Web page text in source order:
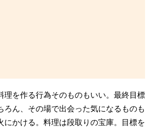
を作る行為そのものもいい。最終目標
ん、その場で出会った気になるものも
かける。料理は段取りの宝庫。目標を